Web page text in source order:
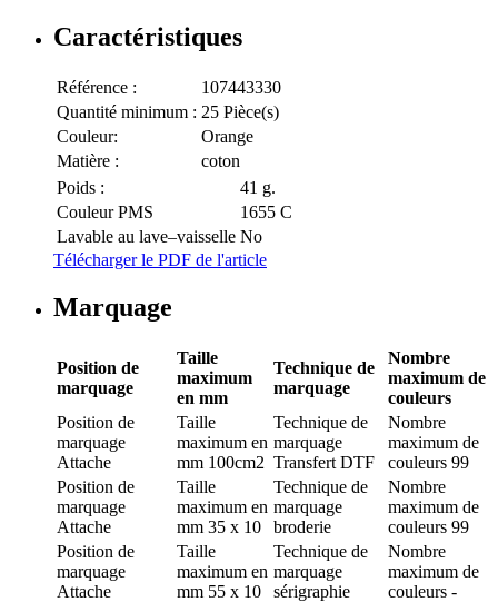
Caractéristiques
Référence :
107443330
Quantité minimum : 25 Pièce(s)
Couleur:
Orange
Matière :
coton
Poids :
41 g.
Couleur PMS
1655 C
Lavable au lave–vaisselle No
Télécharger le PDF de l'article
Marquage
Position de
marquage
Taille
maximum
en mm
Technique de
marquage
Nombre
maximum de
couleurs
Position de
marquage
Attache
Taille
maximum en
mm 100cm2
Technique de
marquage
Transfert DTF
Nombre
maximum de
couleurs 99
Position de
marquage
Attache
Taille
maximum en
mm 35 x 10
Technique de
marquage
broderie
Nombre
maximum de
couleurs 99
Position de
marquage
Attache
Taille
maximum en
mm 55 x 10
Technique de
marquage
sérigraphie
Nombre
maximum de
couleurs -